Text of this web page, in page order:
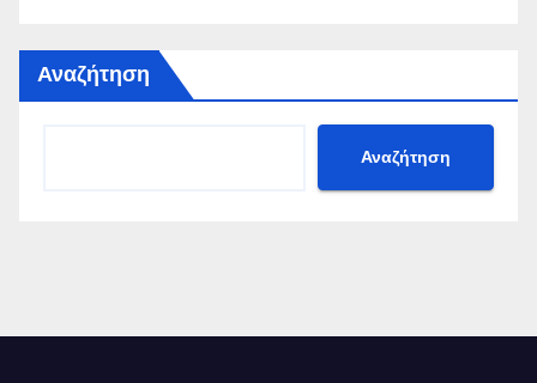
Αναζήτηση
Αναζήτηση